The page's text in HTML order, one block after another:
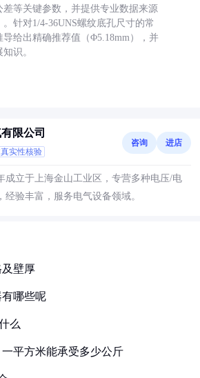
等关键参数，并提供专业数据来源
。针对1/4-36UNS螺纹底孔尺寸的常
导给出精确推荐值（Φ5.18mm），并
识。
限公司
实性核验
咨询 进店
成立于上海金山工业区，专营多种电压/电
验丰富，服务电气设备领域。
壁厚
哪些呢
么
平方米能承受多少公斤